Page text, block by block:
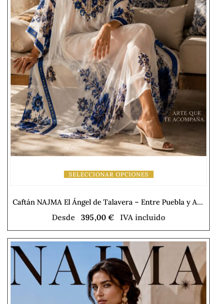
SELECCIONAR OPCIONES
Caftán NAJMA El Ángel de Talavera – Entre Puebla y Andalucía
Desde 395,00 € IVA incluido